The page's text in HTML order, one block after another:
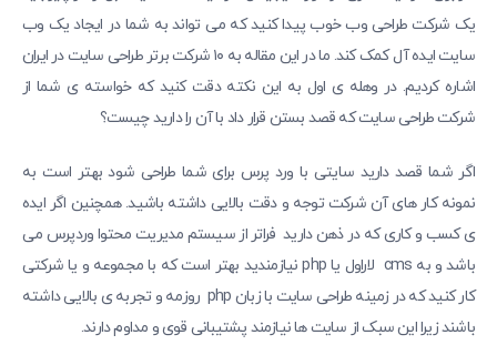
یک شرکت طراحی وب خوب پیدا کنید که می تواند به شما در ایجاد یک وب
سایت ایده آل کمک کند. ما در این مقاله به ۱۰ شرکت برتر طراحی سایت در ایران
اشاره کردیم. در وهله ی اول به این نکته دقت کنید که خواسته ی شما از
شرکت طراحی سایت که قصد بستن قرار داد با آن را دارید چیست؟
اگر شما قصد دارید سایتی با ورد پرس برای شما طراحی شود بهتر است به
نمونه کار های آن شرکت توجه و دقت بالایی داشته باشید. همچنین اگر ایده
ی کسب و کاری که در ذهن دارید فراتر از سیستم مدیریت محتوا وردپرس می
باشد و به cms لاراول یا php نیازمندید بهتر است که با مجموعه و یا شرکتی
کار کنید که در زمینه طراحی سایت با زبان php روزمه و تجربه ی بالایی داشته
باشند زیرا این سبک از سایت ها نیازمند پشتیبانی قوی و مداوم دارند.